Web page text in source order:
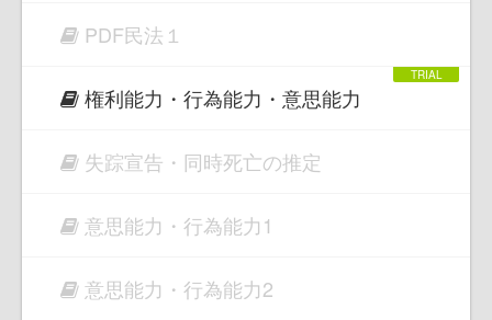
PDF民法１
権利能力・行為能力・意思能力
失踪宣告・同時死亡の推定
意思能力・行為能力1
意思能力・行為能力2